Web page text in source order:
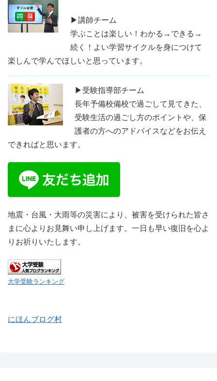
▶講師チーム
学ぶことは楽しい！わかる→できる→
続く！よい学習サイクルを身につけて
楽しんで学んでほしいと思っています。
▶受験指導部チーム
長年予備校備校で過ごして見てきた、
受験生活の過ごし方のポイントや、保
護者の方へのアドバイスなどをお伝え
できればと思います。
地震・台風・大雨等の災害により、被害を受けられた皆さ
まに心よりお見舞い申し上げます。一日も早い復旧を心よ
りお祈りいたします。
大学受験ランキング
にほんブログ村